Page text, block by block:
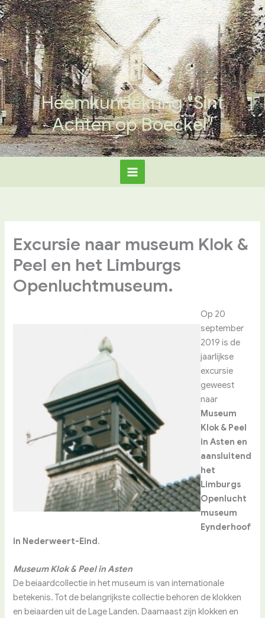
Ga
naar
de
inhoud
Heemkundekring "Sint
Achten op Boeckel"
Excursie naar museum Klok &
Peel en het Limburgs
Openluchtmuseum.
Op 20
september
2019 is de
jaarlijkse
excursie
geweest
naar
Museum
Klok & Peel
in Asten en
aansluitend
het
Limburgs
Openlucht
museum
Eynderhoof
in Nederweert-Eind.
Museum Klok & Peel in Asten
De beiaardcollectie in het museum is van internationale
betekenis. Tot de belangrijkste collectie behoren de klokken
en beiaarden uit de Lage Landen. Daarnaast zijn klokken en